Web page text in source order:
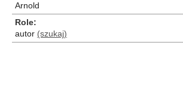
Arnold
Role
autor (szukaj)